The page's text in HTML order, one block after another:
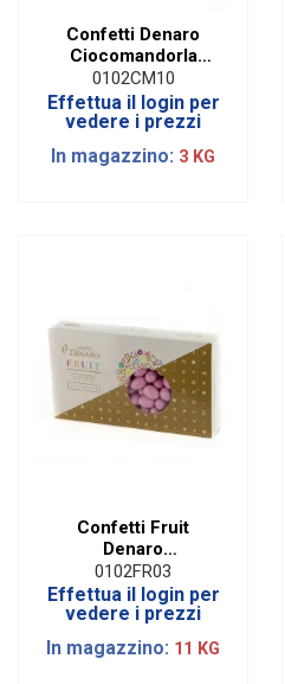
Confetti Denaro
Ciocomandorla
Classic Rosso|1 Kg
0102CM10
Effettua il login per
vedere i prezzi
In magazzino: 3 KG
Confetti Fruit
Denaro
Cioccomandorla
Alla Frutta Senza
Glutine Rosa|1 KG
0102FR03
Effettua il login per
vedere i prezzi
In magazzino: 11 KG